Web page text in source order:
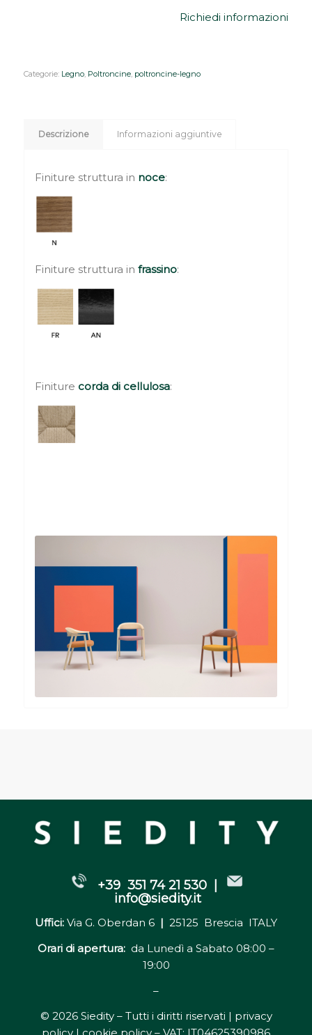
Richiedi informazioni
Categorie: Legno, Poltroncine, poltroncine-legno
Descrizione Informazioni aggiuntive
Finiture struttura in noce:
Finiture struttura in frassino:
Finiture corda di cellulosa:
+39 351 74 21 530 |
info@siedity.it
Uffici: Via G. Oberdan 6 | 25125 Brescia ITALY
Orari di apertura: da Lunedì a Sabato 08:00 –
19:00
–
© 2026 Siedity – Tutti i diritti riservati | privacy